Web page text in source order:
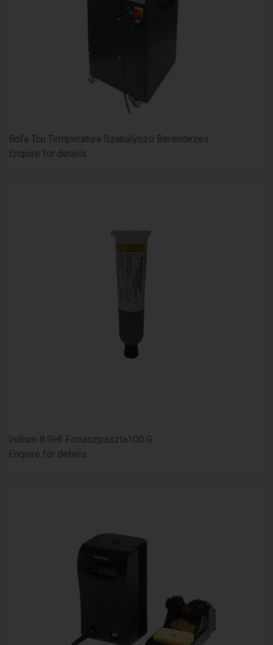
Bofa Tcu Temperatúra Szabályozó Berendezés
Enquire for details
Indium 8.9Hf Forraszpaszta100 G
Enquire for details